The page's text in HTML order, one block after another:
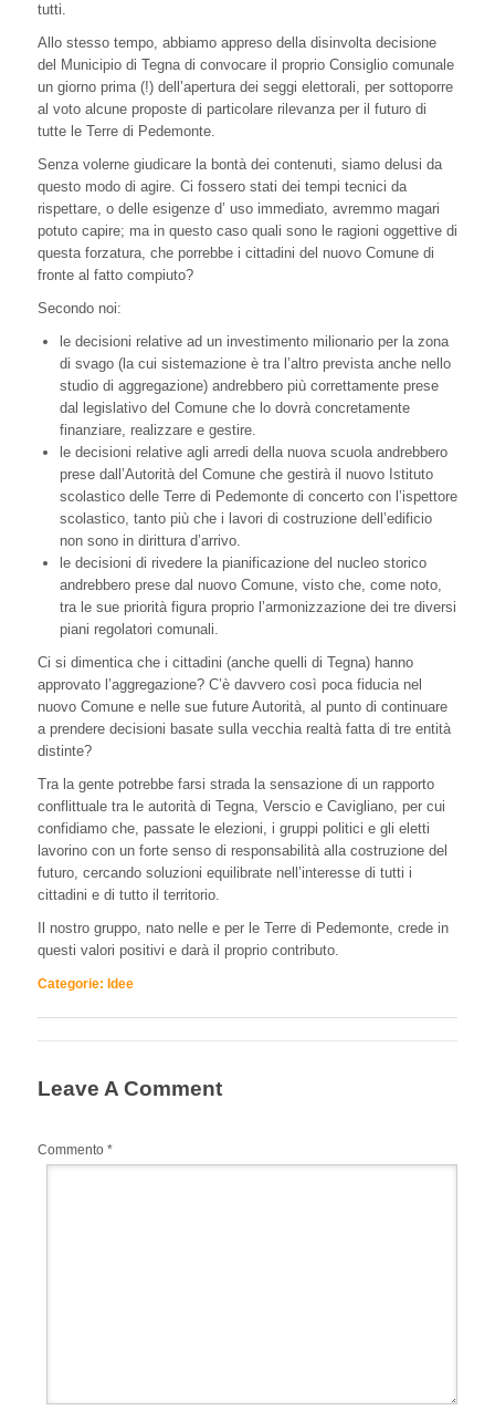
tutti.
Allo stesso tempo, abbiamo appreso della disinvolta decisione
del Municipio di Tegna di convocare il proprio Consiglio comunale
un giorno prima (!) dell’apertura dei seggi elettorali, per sottoporre
al voto alcune proposte di particolare rilevanza per il futuro di
tutte le Terre di Pedemonte.
Senza volerne giudicare la bontà dei contenuti, siamo delusi da
questo modo di agire. Ci fossero stati dei tempi tecnici da
rispettare, o delle esigenze d’ uso immediato, avremmo magari
potuto capire; ma in questo caso quali sono le ragioni oggettive di
questa forzatura, che porrebbe i cittadini del nuovo Comune di
fronte al fatto compiuto?
Secondo noi:
le decisioni relative ad un investimento milionario per la zona
di svago (la cui sistemazione è tra l’altro prevista anche nello
studio di aggregazione) andrebbero più correttamente prese
dal legislativo del Comune che lo dovrà concretamente
finanziare, realizzare e gestire.
le decisioni relative agli arredi della nuova scuola andrebbero
prese dall’Autorità del Comune che gestirà il nuovo Istituto
scolastico delle Terre di Pedemonte di concerto con l’ispettore
scolastico, tanto più che i lavori di costruzione dell’edificio
non sono in dirittura d’arrivo.
le decisioni di rivedere la pianificazione del nucleo storico
andrebbero prese dal nuovo Comune, visto che, come noto,
tra le sue priorità figura proprio l’armonizzazione dei tre diversi
piani regolatori comunali.
Ci si dimentica che i cittadini (anche quelli di Tegna) hanno
approvato l’aggregazione? C’è davvero così poca fiducia nel
nuovo Comune e nelle sue future Autorità, al punto di continuare
a prendere decisioni basate sulla vecchia realtà fatta di tre entità
distinte?
Tra la gente potrebbe farsi strada la sensazione di un rapporto
conflittuale tra le autorità di Tegna, Verscio e Cavigliano, per cui
confidiamo che, passate le elezioni, i gruppi politici e gli eletti
lavorino con un forte senso di responsabilità alla costruzione del
futuro, cercando soluzioni equilibrate nell’interesse di tutti i
cittadini e di tutto il territorio.
Il nostro gruppo, nato nelle e per le Terre di Pedemonte, crede in
questi valori positivi e darà il proprio contributo.
Categorie: Idee
Leave A Comment
Commento *